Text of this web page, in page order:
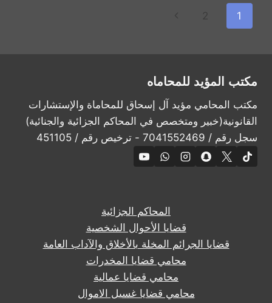
تنقل
الصفحة
1
2
مكتب المؤيد للمحاماه
مكتب المحامي مؤيد آل إسحاق للمحاماة والإستشارات
القانونية(خبير ومتخصص في المحاكم الجزائية والجنائية)
سجل رقم / 7041552469 - ترخيص رقم / 451105
المحاكم الجزائية
قضايا الأحوال الشخصية
قضايا الجرائم المخلة بالأخلاق والآداب العامة
محامي قضايا المخدرات
محامي قضايا عمالية
محامي قضايا غسيل الاموال